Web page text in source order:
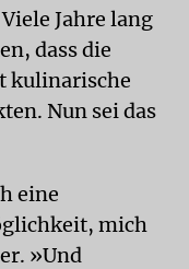
Jahre lang
dass die
kulinarische
Nun sei das
eine
mich
»Und